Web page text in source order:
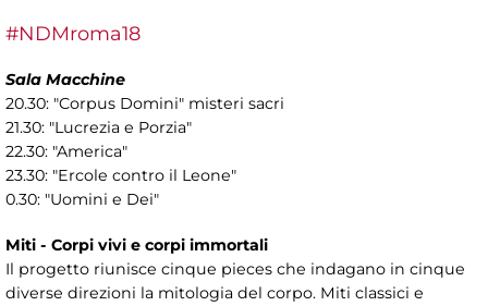
#NDMroma18
Sala Macchine
20.30: "Corpus Domini" misteri sacri
21.30: "Lucrezia e Porzia"
22.30: "America"
23.30: "Ercole contro il Leone"
0.30: "Uomini e Dei"
Miti - Corpi vivi e corpi immortali
Il progetto riunisce cinque pieces che indagano in cinque
diverse direzioni la mitologia del corpo. Miti classici e